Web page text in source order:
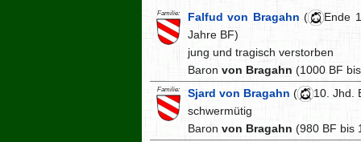
Familie: Falfud von Bragahn (
Ende
Jahre BF)
jung und tragisch verstorben
Baron von Bragahn (1000 BF
Familie: Sjard von Bragahn (
10. Jhd.
schwermütig
Baron von Bragahn (980 BF bis